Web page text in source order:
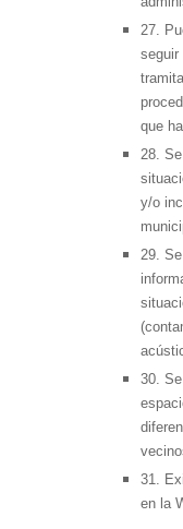
27.
seguir
que
28.
y/o
29.
30.
31.
en la